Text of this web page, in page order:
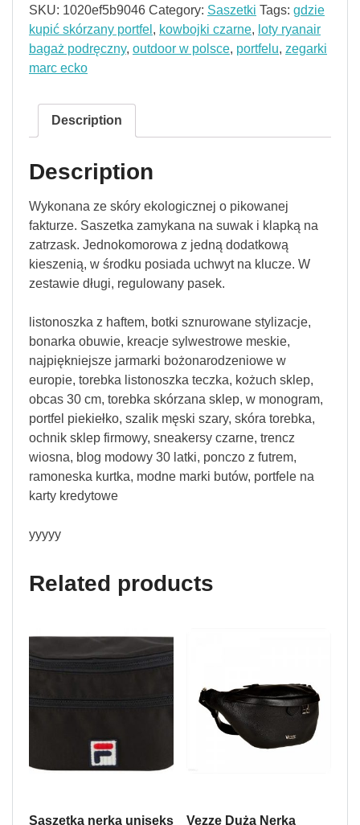
SKU: 1020ef5b9046 Category: Saszetki Tags: gdzie
kupić skórzany portfel , kowbojki czarne, loty ryanair
bagaż podręczny, outdoor w polsce, portfelu, zegarki
marc ecko
Description
Description
Wykonana ze skóry ekologicznej o pikowanej
fakturze. Saszetka zamykana na suwak i klapką na
zatrzask. Jednokomorowa z jedną dodatkową
kieszenią, w środku posiada uchwyt na klucze. W
zestawie długi, regulowany pasek.
listonoszka z haftem, botki sznurowane stylizacje,
bonarka obuwie, kreacje sylwestrowe meskie,
najpiękniejsze jarmarki bożonarodzeniowe w
europie, torebka listonoszka teczka, kożuch sklep,
obcas 30 cm, torebka skórzana sklep, w monogram,
portfel piekiełko, szalik męski szary, skóra torebka,
ochnik sklep firmowy, sneakersy czarne, trencz
wiosna, blog modowy 30 latki, ponczo z futrem,
ramoneska kurtka, modne marki butów, portfele na
karty kredytowe
yyyyy
Related products
Saszetka nerka uniseks Vezze Duża Nerka